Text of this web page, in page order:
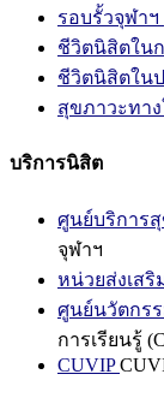
รอบรั้วจุฬาฯ
ชีวิตนิสิตใน
ชีวิตนิสิตใน
สุขภาวะทา
บริการนิสิต
ศูนย์บริการ
จุฬาฯ
หน่วยส่งเส
ศูนย์นวัตกรร
การเรียนรู้
CUVIP